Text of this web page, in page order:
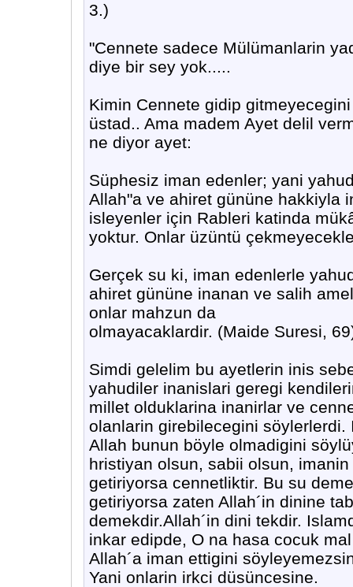
3.)
"Cennete sadece Mülümanlarin
diye bir sey yok.....
Kimin Cennete gidip
üstad.. Ama madem Ayet delil
ne diyor ayet:
Süphesiz iman edenler; yani
Allah"a ve ahiret gününe hakkiyla
isleyenler için Rableri katinda
yoktur. Onlar üzüntü
Gerçek su ki, iman edenlerle
ahiret gününe inanan ve salih
onlar mahzun da
olmayacaklardir. (Maide Suresi,
Simdi gelelim bu ayetlerin inis
yahudiler inanislari geregi
millet olduklarina inanirlar ve
olanlarin girebilecegini söylerlerdi.
Allah bunun böyle olmadigini
hristiyan olsun, sabii olsun,
getiriyorsa cennetliktir. Bu su
getiriyorsa zaten Allah´in dinine
demekdir.Allah´in dini tekdir.
inkar edipde, O na hasa cocuk
Allah´a iman ettigini
Yani onlarin irkci düsüncesine.